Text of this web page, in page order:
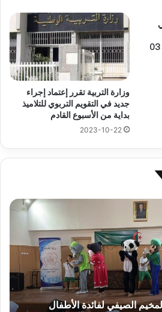
السيارات المستعملة أقل من 03
وزارة التربية تقرر إعتماد إجراء
جديد في التقويم التربوي للتلاميذ
بداية من الأسبوع القادم
2023-10-22
الصيفي لفائدة الأطفال